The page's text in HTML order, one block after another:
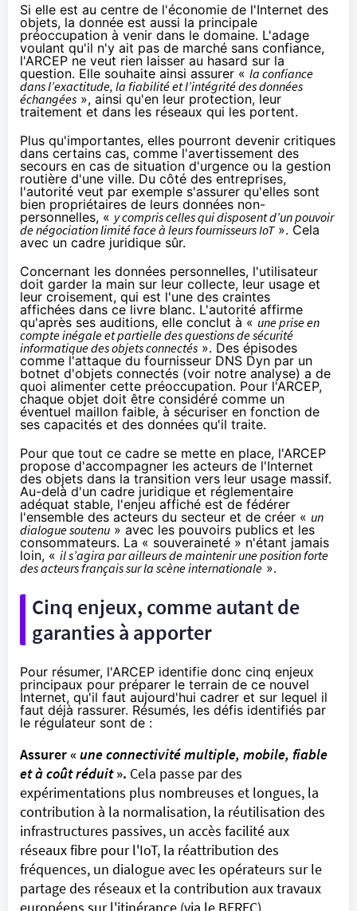
Si elle est au centre de l'économie de l'Internet des
objets, la donnée est aussi la principale
préoccupation à venir dans le domaine. L'adage
voulant qu'il n'y ait pas de marché sans confiance,
l'ARCEP ne veut rien laisser au hasard sur la
question. Elle souhaite ainsi assurer « la confiance
dans l’exactitude, la fiabilité et l’intégrité des données
échangées », ainsi qu'en leur protection, leur
traitement et dans les réseaux qui les portent.
Plus qu'importantes, elles pourront devenir critiques
dans certains cas, comme l'avertissement des
secours en cas de situation d'urgence ou la gestion
routière d'une ville. Du côté des entreprises,
l'autorité veut par exemple s'assurer qu'elles sont
bien propriétaires de leurs données non-
personnelles, « y compris celles qui disposent d’un pouvoir
de négociation limité face à leurs fournisseurs IoT». Cela
avec un cadre juridique sûr.
Concernant les données personnelles, l'utilisateur
doit garder la main sur leur collecte, leur usage et
leur croisement, qui est l'une des craintes
affichées dans ce livre blanc. L'autorité affirme
qu'après ses auditions, elle conclut à « une prise en
compte inégale et partielle des questions de sécurité
informatique desobjets connectés ». Des épisodes
comme l'attaque du fournisseur DNS Dyn par un
botnet d'objets connectés (voir notre analyse) a de
quoi alimenter cette préoccupation. Pour l'ARCEP,
chaque objet doit être considéré comme un
éventuel maillon faible, à sécuriser en fonction de
ses capacités et des données qu'il traite.
Pour que tout ce cadre se mette en place, l'ARCEP
propose d'accompagner les acteurs de l'Internet
des objets dans la transition vers leur usage massif.
Au-delà d'un cadre juridique et réglementaire
adéquat stable, l'enjeu affiché est de fédérer
l'ensemble des acteurs du secteur et de créer « un
dialogue soutenu » avec les pouvoirs publics et les
consommateurs. La « souveraineté » n'étant jamais
loin, « il s’agira par ailleurs de maintenir une position forte
des acteurs français sur la scène internationale ».
Cinq enjeux, comme autant de
garanties à apporter
Pour résumer, l'ARCEP identifie donc cinq enjeux
principaux pour préparer le terrain de ce nouvel
Internet, qu'il faut aujourd'hui cadrer et sur lequel il
faut déjà rassurer. Résumés, les défis identifiés par
le régulateur sont de :
Assurer « une connectivité multiple, mobile, fiable
et à coût réduit». Cela passe par des
expérimentations plus nombreuses et longues, la
contribution à la normalisation, la réutilisation des
infrastructures passives, un accès facilité aux
réseaux fibre pour l'IoT, la réattribution des
fréquences, un dialogue avec les opérateurs sur le
partage des réseaux et la contribution aux travaux
européens sur l'itinérance (via le BEREC).